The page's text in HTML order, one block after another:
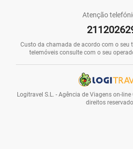
Atenção
Custo da chamada de acordo com o seu
telemóveis consulte com o seu
Logitravel S.L. - Agência de Viagens on-
direitos